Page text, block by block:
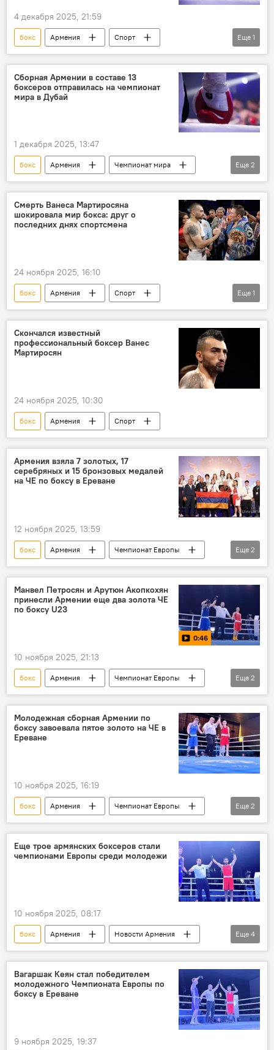
4 декабря 2025, 21:59
бокс Армения
Спорт
Новости Армения
Еще 1
Сборная Армении в составе 13
боксеров отправилась на чемпионат
мира в Дубай
1 декабря 2025, 13:47
бокс Армения
Чемпионат мира
Спорт
Новости Армения
Еще 2
Смерть Ванеса Мартиросяна
шокировала мир бокса: друг о
последних днях спортсмена
24 ноября 2025, 16:10
бокс Армения
Спорт
Новости Армения
Еще 1
Скончался известный
профессиональный боксер Ванес
Мартиросян
24 ноября 2025, 10:30
бокс Армения Спорт
Армения взяла 7 золотых, 17
серебряных и 15 бронзовых медалей
на ЧЕ по боксу в Ереване
12 ноября 2025, 13:59
бокс Армения
Чемпионат Европы
Спорт
Новости Армения
Еще 2
Манвел Петросян и Арутюн Акопкохян
принесли Армении еще два золота ЧЕ
по боксу U23
0:46
10 ноября 2025, 21:13
бокс Армения
Чемпионат Европы
Спорт
Новости Армения
Еще 2
Молодежная сборная Армении по
боксу завоевала пятое золото на ЧЕ в
Ереване
10 ноября 2025, 16:19
бокс Армения
Чемпионат Европы
Спорт
Новости Армения
Еще 2
Еще трое армянских боксеров стали
чемпионами Европы среди молодежи
10 ноября 2025, 08:17
бокс Армения
Новости Армения
Спорт
Общество
чемпион
Еще 4
Вагаршак Кеян стал победителем
молодежного Чемпионата Европы по
боксу в Ереване
9 ноября 2025, 19:37